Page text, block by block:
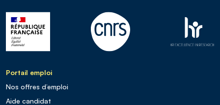
Portail emploi
Nos offres d’emploi
Aide candidat